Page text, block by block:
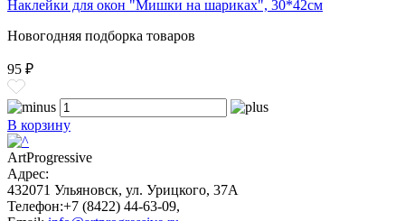
Наклейки для окон "Мишки на шариках", 30*42см
Новогодняя подборка товаров
95 ₽
В корзину
ArtProgressive
Адрес:
432071 Ульяновск, ул. Урицкого, 37А
Телефон:+7 (8422) 44-63-09,